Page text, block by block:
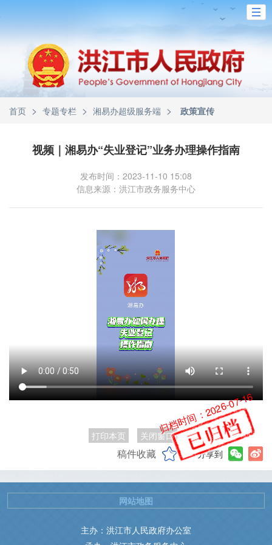
首页 > 专题专栏 > 湘易办超级服务端 > 政策宣传
视频｜湘易办“失业登记”业务办理操作指南
发布时间：2023-11-10 15:08
信息来源：洪江市政务服务中心
打印本页 关闭窗口
稿件收藏 分享到
主办：洪江市人民政府办公室
网站地图
归档时间：2026-07-16